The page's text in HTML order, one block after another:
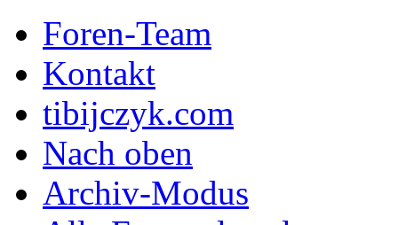
Foren-Team
Kontakt
tibijczyk.com
Nach oben
Archiv-Modus